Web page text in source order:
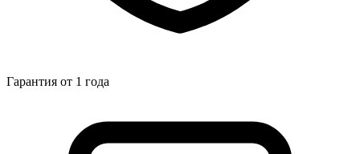
Гарантия от 1 года